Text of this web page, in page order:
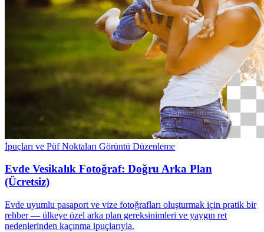
İpuçları ve Püf Noktaları Görüntü Düzenleme
Evde Vesikalık Fotoğraf: Doğru Arka Plan
(Ücretsiz)
Evde uyumlu pasaport ve vize fotoğrafları oluşturmak için pratik bir
rehber — ülkeye özel arka plan gereksinimleri ve yaygın ret
nedenlerinden kaçınma ipuçlarıyla.